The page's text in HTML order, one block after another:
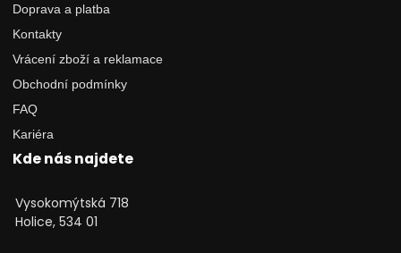
Doprava a platba
Kontakty
Vrácení zboží a reklamace
Obchodní podmínky
FAQ
Kariéra
Kde nás najdete
Vysokomýtská 718
Holice, 534 01